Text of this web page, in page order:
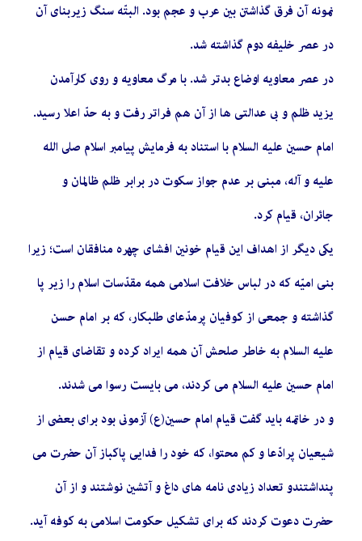
نمونه آن فرق گذاشتن بين عرب و عجم بود. البتّه سنگ زيربناى آن
در عصر خليفه دوم گذاشته شد.
در عصر معاويه اوضاع بدتر شد. با مرگ معاويه و روى كارآمدن
يزيد ظلم و بى ‏عدالتى ‏ها از آن هم فراتر رفت و به حدّ اعلا رسيد.
امام حسين عليه السلام با استناد به فرمايش پيامبر اسلام صلى الله
عليه و آله، مبنى بر عدم جواز سكوت در برابر ظلم ظالمان و
جائران، قيام کرد.
يكى ديگر از اهداف اين قيام خونين افشاى چهره منافقان‏ است؛ زیرا
بنى‏ اميّه که در لباس خلافت اسلامى همه مقدّسات اسلام را زير پا
گذاشته و جمعى از كوفيان پرمدّعاى طلبكار، كه بر امام حسن
عليه السلام به خاطر صلحش آن همه ايراد كرده و تقاضاى قيام از
امام حسين عليه السلام مى ‏كردند، مى ‏بايست رسوا مى ‏شدند.
و در خاتمه باید گفت قيام امام حسين(ع) آزمونى بود برای بعضى از
شيعيان پرادّعا و كم ‏محتوا، كه خود را فدايى پاکباز آن حضرت مى
‏پنداشتندو تعداد زيادى نامه‏ هاى داغ و آتشين نوشتند و از آن
حضرت دعوت كردند كه براى تشكيل حكومت اسلامى به كوفه آيد.